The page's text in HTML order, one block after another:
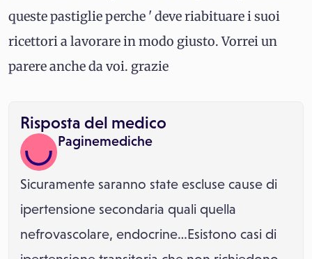
queste pastiglie perche ' deve riabituare i suoi
ricettori a lavorare in modo giusto. Vorrei un
parere anche da voi. grazie
Risposta del medico
Paginemediche
Sicuramente saranno state escluse cause di
ipertensione secondaria quali quella
nefrovascolare, endocrine…Esistono casi di